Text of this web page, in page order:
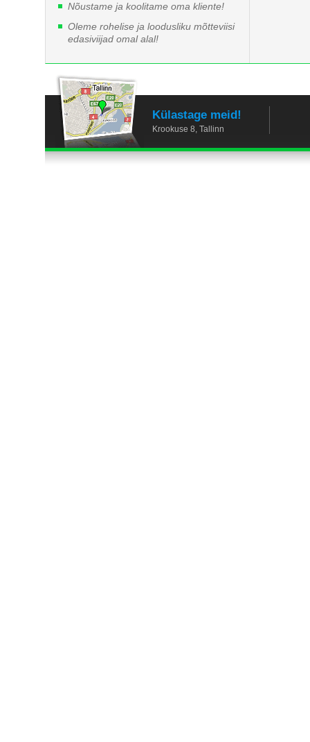
Nõustame ja koolitame oma kliente!
Oleme rohelise ja loodusliku mõtteviisi
edasiviijad omal alal!
Külastage meid!
Krookuse 8, Tallinn